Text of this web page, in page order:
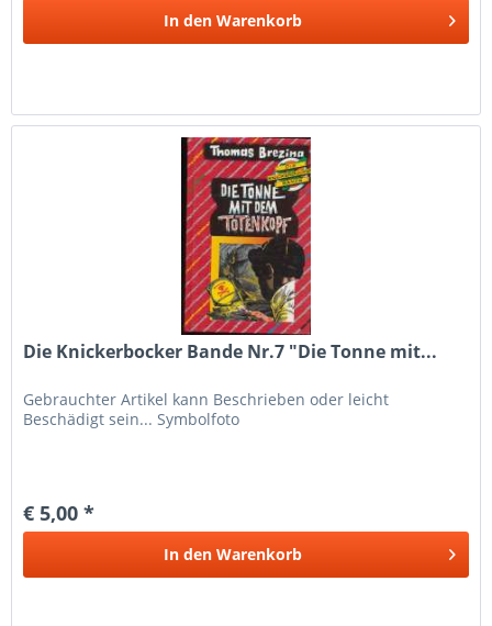
In den Warenkorb
Die Knickerbocker Bande Nr.7 "Die Tonne mit...
Gebrauchter Artikel kann Beschrieben oder leicht
Beschädigt sein... Symbolfoto
€ 5,00 *
In den Warenkorb